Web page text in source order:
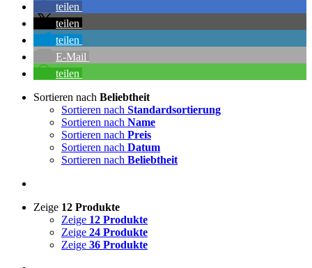
teilen
teilen
teilen
E-Mail
teilen
Sortieren nach Beliebtheit
Sortieren nach Standardsortierung
Sortieren nach Name
Sortieren nach Preis
Sortieren nach Datum
Sortieren nach Beliebtheit
Zeige 12 Produkte
Zeige 12 Produkte
Zeige 24 Produkte
Zeige 36 Produkte